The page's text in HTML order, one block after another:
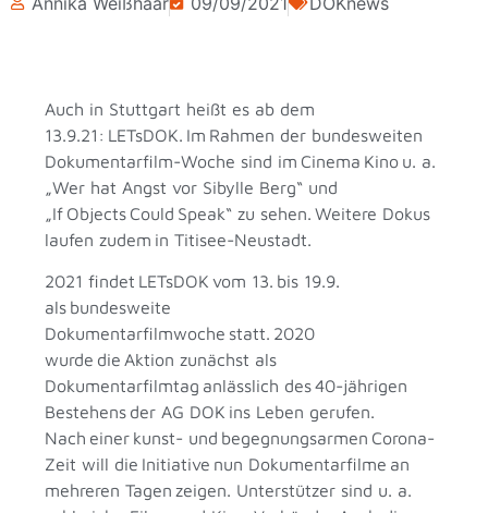
Auch in Stuttgart heißt es ab dem
13.9.21: LETsDOK. Im Rahmen der bundesweiten
Dokumentarfilm-Woche sind im Cinema Kino u. a.
„Wer hat Angst vor Sibylle Berg“ und
„If Objects Could Speak“ zu sehen. Weitere Dokus
laufen zudem in Titisee-Neustadt.
2021 findet LETsDOK vom 13. bis 19.9.
als bundesweite
Dokumentarfilmwoche statt. 2020
wurde die Aktion zunächst als
Dokumentarfilmtag anlässlich des 40-jährigen
Bestehens der AG DOK ins Leben gerufen.
Nach einer kunst- und begegnungsarmen Corona-
Zeit will die Initiative nun Dokumentarfilme an
mehreren Tagen zeigen. Unterstützer sind u. a.